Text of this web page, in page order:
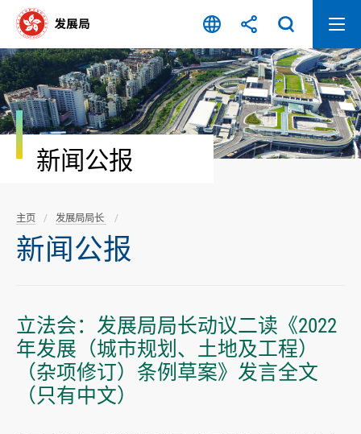
容
开
始
新闻公报
主页 发展局局长
新闻公报
立法会：发展局局长动议二读《2022
年发展（城市规划、土地及工程）
（杂项修订）条例草案》发言全文
（只有中文）